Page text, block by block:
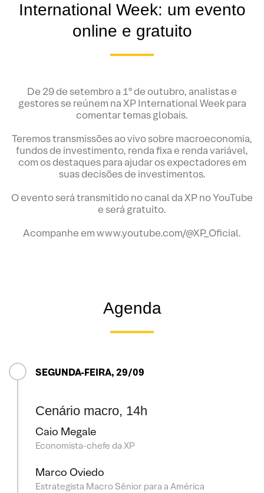
International Week: um evento
online e gratuito
De 29 de setembro a 1º de outubro, analistas e
gestores se reúnem na XP International Week para
comentar temas globais.
Teremos transmissões ao vivo sobre macroeconomia,
fundos de investimento, renda fixa e renda variável,
com os destaques para ajudar os expectadores em
suas decisões de investimentos.
O evento será transmitido no canal da XP no YouTube
e será gratuito.
Acompanhe em www.youtube.com/@XP_Oficial.
Agenda
SEGUNDA-FEIRA, 29/09
Cenário macro, 14h
Caio Megale
Economista-chefe da XP
Marco Oviedo
Estrategista Macro Sênior para a América